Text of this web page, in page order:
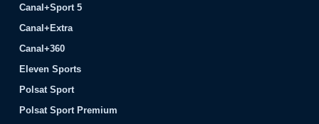
Canal+Sport 5
Canal+Extra
Canal+360
Eleven Sports
Polsat Sport
Polsat Sport Premium